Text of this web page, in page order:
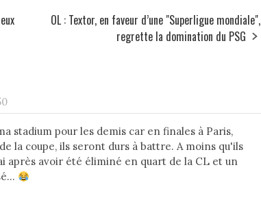
OL : Textor, en faveur d’une "Superligue mondiale",
regrette la domination du PSG
stadium pour les demis car en finales à Paris,
la coupe, ils seront durs à battre. A moins qu'ils
après avoir été éliminé en quart de la CL et un